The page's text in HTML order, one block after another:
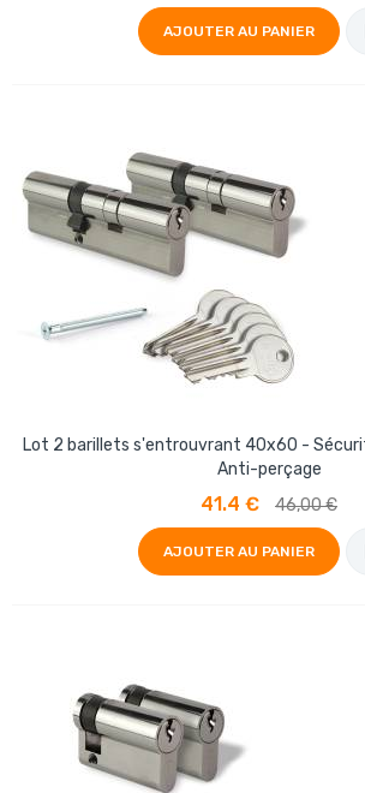
AJOUTER AU PANIER
Lot 2 barillets s'entrouvrant 40x60 -
Anti-perçage
41.4 € 46,00 €
AJOUTER AU PANIER